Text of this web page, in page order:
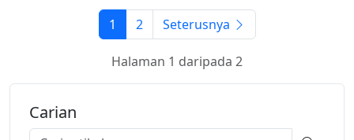
1 2 Seterusnya
Halaman 1 daripada 2
Carian